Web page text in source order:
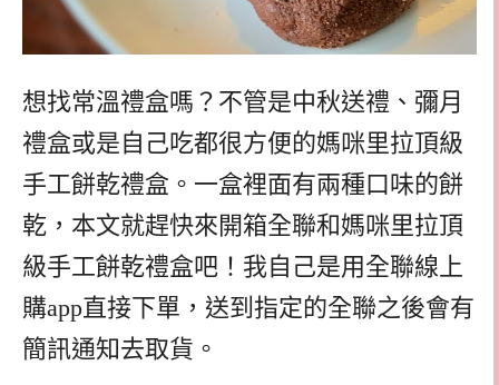
想找常溫禮盒嗎？不管是中秋送禮、彌月
禮盒或是自己吃都很方便的媽咪里拉頂級
手工餅乾禮盒。一盒裡面有兩種口味的餅
乾，本文就趕快來開箱全聯和媽咪里拉頂
級手工餅乾禮盒吧！我自己是用全聯線上
購app直接下單，送到指定的全聯之後會有
簡訊通知去取貨。